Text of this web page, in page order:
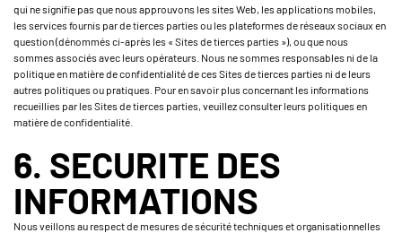
qui ne signifie pas que nous approuvons les sites Web, les applications mobiles,
les services fournis par de tierces parties ou les plateformes de réseaux sociaux en
question (dénommés ci-après les « Sites de tierces parties »), ou que nous
sommes associés avec leurs opérateurs. Nous ne sommes responsables ni de la
politique en matière de confidentialité de ces Sites de tierces parties ni de leurs
autres politiques ou pratiques. Pour en savoir plus concernant les informations
recueillies par les Sites de tierces parties, veuillez consulter leurs politiques en
matière de confidentialité.
6. SECURITE DES
INFORMATIONS
Nous veillons au respect de mesures de sécurité techniques et organisationnelles